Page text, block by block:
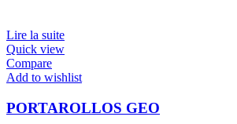
Lire la suite
Quick view
Compare
Add to wishlist
PORTAROLLOS GEO